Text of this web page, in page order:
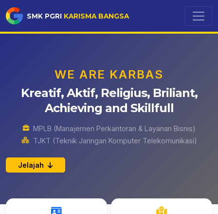
SMK PGRI KARISMA BANGSA
WE ARE KARBAS
Kreatif, Aktif, Religius, Briliant,
Achieving and Skillfull
MPLB (Manajemen Perkantoran & Layanan Bisnis)
TJKT (Teknik Jaringan Komputer Telekomunikasi)
Jelajah